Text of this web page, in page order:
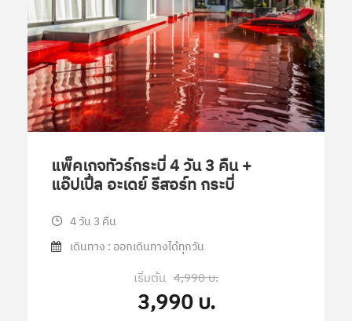
แพ็คเกจทัวร์กระบี่ 4 วัน 3 คืน +
แอ๊ปเปิ้ล อะเดย์ รีสอร์ท กระบี่
4 วัน 3 คืน
เดินทาง : ออกเดินทางได้ทุกวัน
เริ่มต้น 4,990 บ.
3,990 บ.